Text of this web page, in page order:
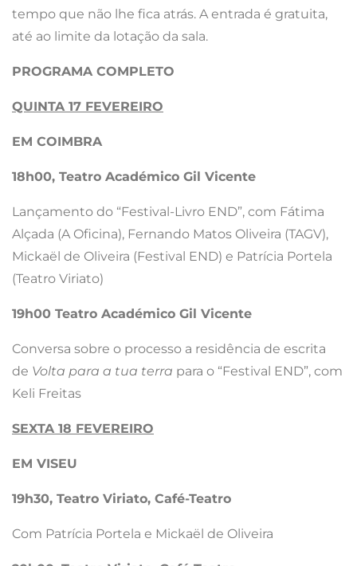
tempo que não lhe fica atrás. A entrada é gratuita,
até ao limite da lotação da sala.
PROGRAMA COMPLETO
QUINTA 17 FEVEREIRO
EM COIMBRA
18h00, Teatro Académico Gil Vicente
Lançamento do “Festival-Livro END”, com Fátima
Alçada (A Oficina), Fernando Matos Oliveira (TAGV),
Mickaël de Oliveira (Festival END) e Patrícia Portela
(Teatro Viriato)
19h00 Teatro Académico Gil Vicente
Conversa sobre o processo a residência de escrita
de Volta para a tua terra para o “Festival END”, com
Keli Freitas
SEXTA 18 FEVEREIRO
EM VISEU
19h30, Teatro Viriato, Café-Teatro
Com Patrícia Portela e Mickaël de Oliveira